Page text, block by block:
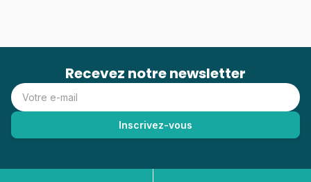
Recevez notre newsletter